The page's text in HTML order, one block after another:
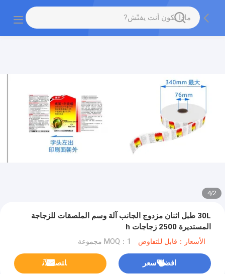
2
/
4
30L طبل اثنان مزدوج الجانب آلة وسم الملصقات للزجاجة
المستديرة 2500 زجاجات h
الأسعار：قابل للتفاوض MOQ：1 مجموعة
افضل سعر ﺎﺘﺼﻟ ﺍﻶﻧ